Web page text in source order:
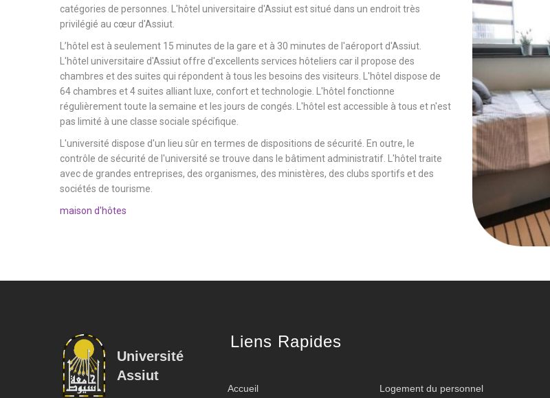
catégories de personnes. L'hôtel universitaire d'Assiut est situé dans un endroit très
privilégié au cœur d'Assiut.
L’hôtel est à seulement 15 minutes de la gare et à 30 minutes de l'aéroport d'Assiut.
L'hôtel universitaire d'Assiut offre d'excellents services hôteliers car il propose des
chambres et des suites qui répondent à tous les besoins des visiteurs. L'hôtel dispose de
64 chambres et 4 suites alliant luxe, confort et technologie. L'hôtel fonctionne
régulièrement toute la semaine et les jours de congés. L'hôtel est accessible à tous et n'est
pas limité à une classe sociale spécifique.
L'université dispose d'un lieu sûr en termes de dispositions de sécurité. En outre, le
contrôle de sécurité de l'université se trouve dans le bâtiment administratif. L'hôtel traite
avec de grandes entreprises, des organismes, des ministères, des clubs sportifs et des
sociétés de tourisme.
maison d'hôtes
Université
Assiut
Liens Rapides
Accueil Logement du personnel